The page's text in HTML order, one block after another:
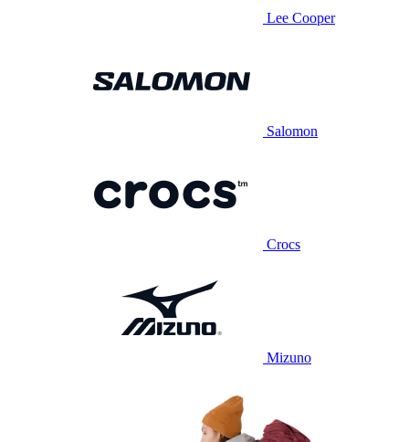
Lee Cooper
Salomon
Crocs
Mizuno